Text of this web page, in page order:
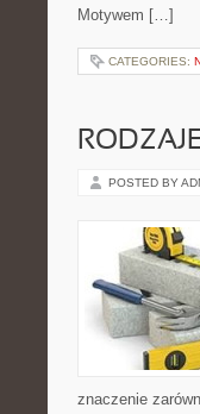
Motywem […]
CATEGORIES:
POSTED BY
znaczenie